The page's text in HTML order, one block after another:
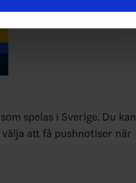
deras tjänster.
spelas i Sverige. Du kan
att få pushnotiser när